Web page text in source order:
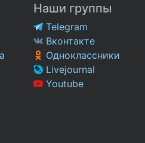
Наши группы
Telegram
Вконтакте
Одноклассники
Livejournal
Youtube